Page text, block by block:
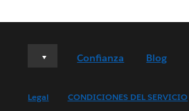
Deutsch
English (US)
Confianza Blog
Legal CONDICIONES DEL SERVICIO